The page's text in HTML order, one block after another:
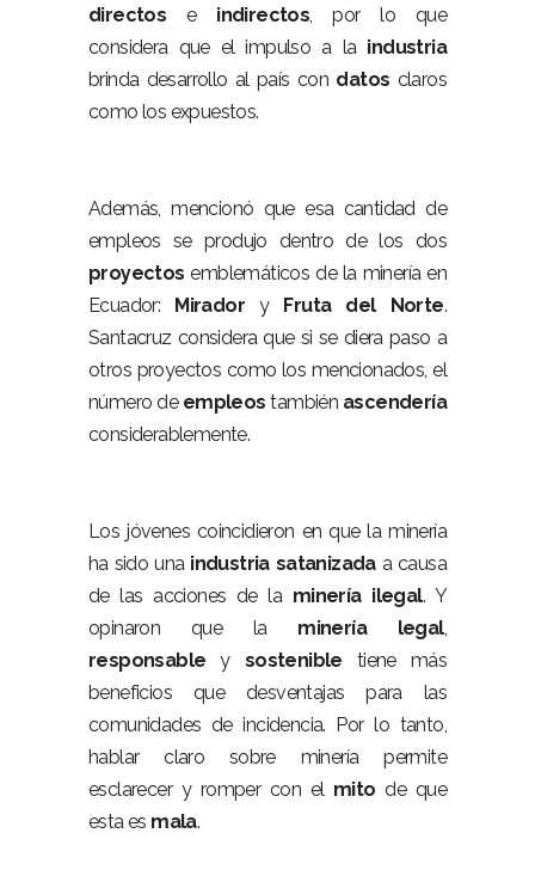
directos e indirectos, por lo que
considera que el impulso a la industria
brinda desarrollo al país con datos claros
como los expuestos.
Además, mencionó que esa cantidad de
empleos se produjo dentro de los dos
proyectos emblemáticos de la minería en
Ecuador: Mirador y Fruta del Norte.
Santacruz considera que si se diera paso a
otros proyectos como los mencionados, el
número de empleos también ascendería
considerablemente.
Los jóvenes coincidieron en que la minería
ha sido una industria satanizadaa causa
de las acciones de la minería ilegal. Y
opinaron que la minería legal,
responsable y sostenible tiene más
beneficios que desventajas para las
comunidades de incidencia. Por lo tanto,
hablar claro sobre minería permite
esclarecer y romper con el mito de que
esta es mala.